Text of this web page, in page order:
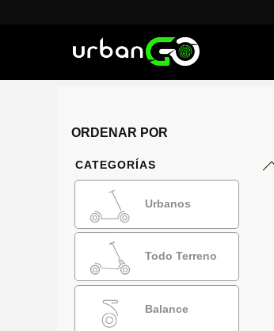
ORDENAR POR
CATEGORÍAS
Urbanos
Todo Terreno
Balance